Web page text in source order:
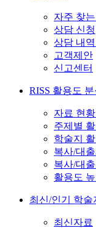
자주 찾
상담 신청
상담 내
고객제안
신고센터
RISS 활용도 분
자료 현황
주제별
학술지
복사/대
복사/대
활용도
최신/인기 학술
최신자료